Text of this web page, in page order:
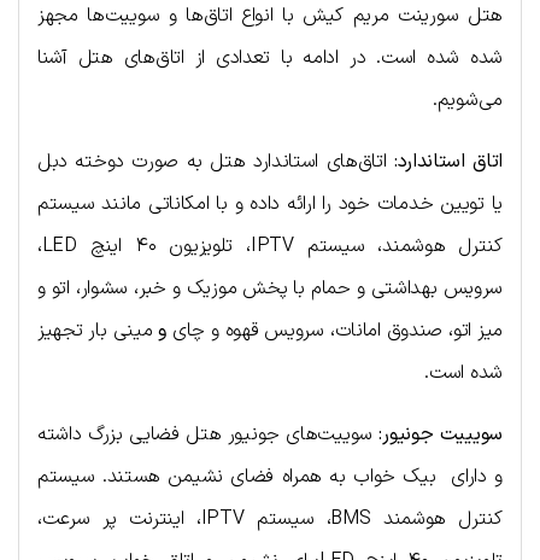
هتل سورینت مریم کیش با انواع اتاق‌ها و سوییت‌ها مجهز
شده شده است. در ادامه با تعدادی از اتاق‌های هتل آشنا
می‌شویم.
اتاق استاندارد: اتاق‌های استاندارد هتل به صورت دوخته دبل
یا تویین خدمات خود را ارائه داده و با امکاناتی مانند سیستم
کنترل هوشمند، سیستم IPTV، تلویزیون ۴۰ اینچ LED،
سرویس بهداشتی و حمام با پخش موزیک و خبر، سشوار، اتو و
میز اتو، صندوق امانات، سرویس قهوه و چای و مینی بار تجهیز
شده است.
سویییت جونیور: سوییت‌های جونیور هتل فضایی بزرگ داشته
و دارای بیک خواب به همراه فضای نشیمن هستند. سیستم
کنترل هوشمند BMS، سیستم IPTV، اینترنت پر سرعت،